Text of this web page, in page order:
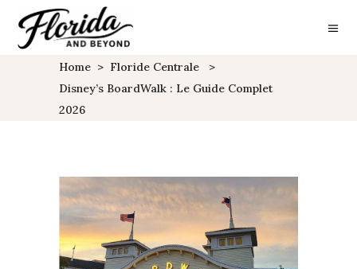
Home > Floride Centrale
>
Disney’s BoardWalk : Le Guide Complet
2026